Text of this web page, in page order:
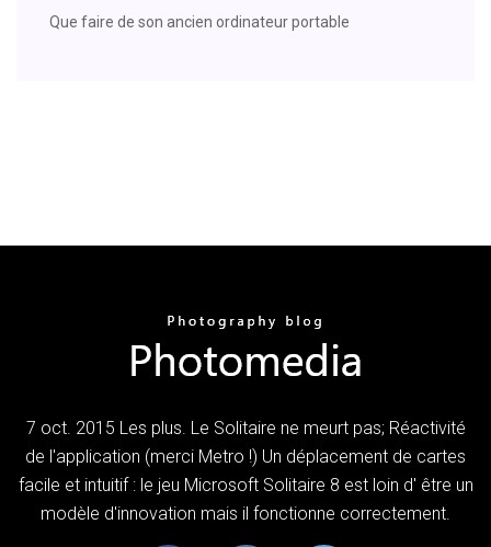
Que faire de son ancien ordinateur portable
7 oct. 2015 Les plus. Le Solitaire ne meurt pas; Réactivité
de l'application (merci Metro !) Un déplacement de cartes
facile et intuitif : le jeu Microsoft Solitaire 8 est loin d' être un
modèle d'innovation mais il fonctionne correctement.